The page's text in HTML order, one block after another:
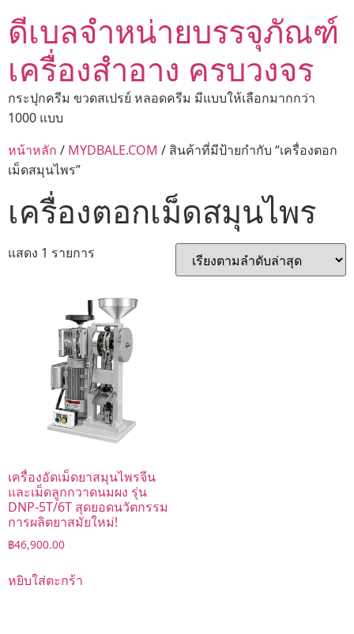
ดีเบลจำหน่ายบรรจุภัณฑ์
เครื่องสำอาง ครบวงจร
กระปุกครีม ขวดสเปรย์ หลอดครีม มีแบบให้เลือกมากกว่า
1000 แบบ
หน้าหลัก / MYDBALE.COM / สินค้าที่มีป้ายกำกับ “เครื่องตอก
เม็ดสมุนไพร”
เครื่องตอกเม็ดสมุนไพร
แสดง 1 รายการ
เครื่องอัดเม็ดยาสมุนไพรจีน
และเม็ดลูกกวาดนมผง รุ่น
DNP-5T/6T สุดยอดนวัตกรรม
การผลิตยาสมัยใหม่!
฿46,900.00
หยิบใส่ตะกร้า